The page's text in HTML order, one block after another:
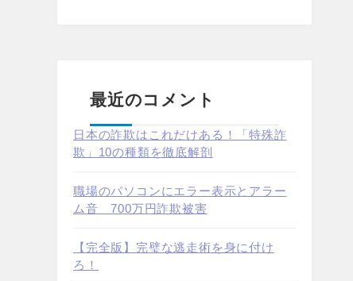
最近のコメント
日本の詐欺はこれだけある！「特殊詐
欺」10の種類を徹底解剖
職場のパソコンにエラー表示とアラー
ム音 700万円詐欺被害
【完全版】完璧な逃走術を身に付け
ろ！